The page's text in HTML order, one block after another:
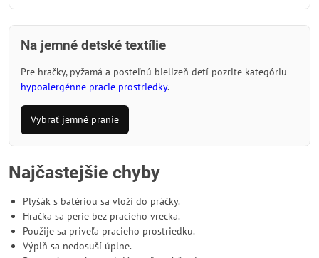
Na jemné detské textílie
Pre hračky, pyžamá a posteľnú bielizeň detí pozrite kategóriu
hypoalergénne pracie prostriedky.
Vybrať jemné pranie
Najčastejšie chyby
Plyšák s batériou sa vloží do práčky.
Hračka sa perie bez pracieho vrecka.
Použije sa priveľa pracieho prostriedku.
Výplň sa nedosuší úplne.